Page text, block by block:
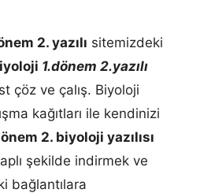
2. yazılı sitemizdeki
1.dönem 2.yazılı
çöz ve çalış. Biyoloji
kağıtları ile kendinizi
2. biyoloji yazılısı
şekilde indirmek ve
bağlantılara